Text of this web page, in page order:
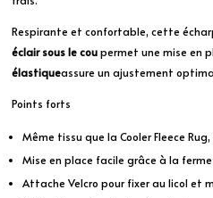
Respirante et confortable, cette
éclair sous le coupermet une mise en
élastiqueassure un ajustement
Points forts
Même tissu que la Cooler Fleece
Mise en place facile grâce à la
Attache Velcro pour fixer au licol et